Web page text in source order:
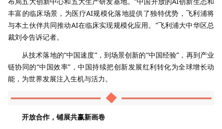
丰富的临床场景，为医疗AI规模化落地提供了独特优势，飞利浦将
与本土伙伴共同推动AI在临床实现规模化应用。”飞利浦大中华区总
裁刘令告诉记者。
从技术落地的“中国速度”，到场景创新的“中国经验”，再到产业
链协同的“中国效率”，中国持续把创新发展红利转化为全球增长动
能，为世界发展注入生机与活力。
开放合作，铺展共赢新画卷